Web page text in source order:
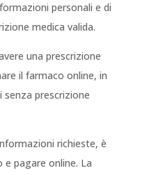
personali e di
medica valida.
una prescrizione
il farmaco online, in
prescrizione
richieste, è
e pagare online. La